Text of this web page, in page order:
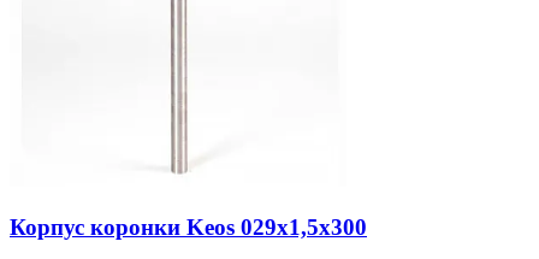
Корпус коронки Keos 029x1,5x300